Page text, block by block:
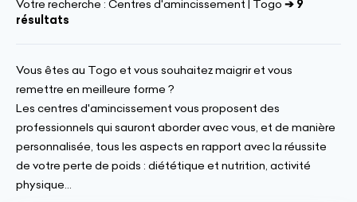
Votre recherche : Centres d'amincissement | Togo ➔ 9
résultats
Vous êtes au Togo et vous souhaitez maigrir et vous
remettre en meilleure forme ?
Les centres d'amincissement vous proposent des
professionnels qui sauront aborder avec vous, et de manière
personnalisée, tous les aspects en rapport avec la réussite
de votre perte de poids : diététique et nutrition, activité
physique...